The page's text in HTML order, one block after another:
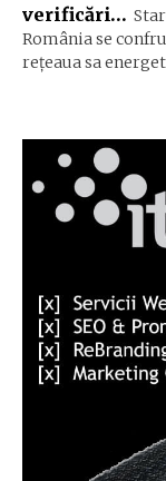
verificări…
România se
rețeaua sa